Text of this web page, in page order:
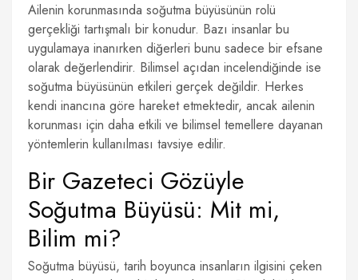
Ailenin korunmasında soğutma büyüsünün rolü
gerçekliği tartışmalı bir konudur. Bazı insanlar bu
uygulamaya inanırken diğerleri bunu sadece bir efsane
olarak değerlendirir. Bilimsel açıdan incelendiğinde ise
soğutma büyüsünün etkileri gerçek değildir. Herkes
kendi inancına göre hareket etmektedir, ancak ailenin
korunması için daha etkili ve bilimsel temellere dayanan
yöntemlerin kullanılması tavsiye edilir.
Bir Gazeteci Gözüyle
Soğutma Büyüsü: Mit mi,
Bilim mi?
Soğutma büyüsü, tarih boyunca insanların ilgisini çeken